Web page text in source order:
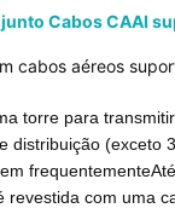
Cabos CAAI
cabos aéreos
torre para
distribuição
com uma